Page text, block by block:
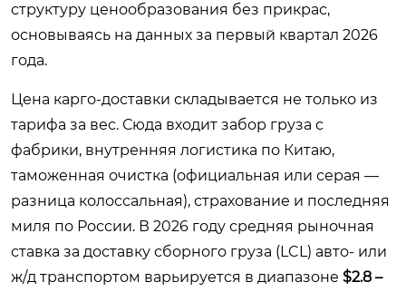
структуру ценообразования без прикрас,
основываясь на данных за первый квартал 2026
года.
Цена карго-доставки складывается не только из
тарифа за вес. Сюда входит забор груза с
фабрики, внутренняя логистика по Китаю,
таможенная очистка (официальная или серая —
разница колоссальная), страхование и последняя
миля по России. В 2026 году средняя рыночная
ставка за доставку сборного груза (LCL) авто- или
ж/д транспортом варьируется в диапазоне $2.8 –